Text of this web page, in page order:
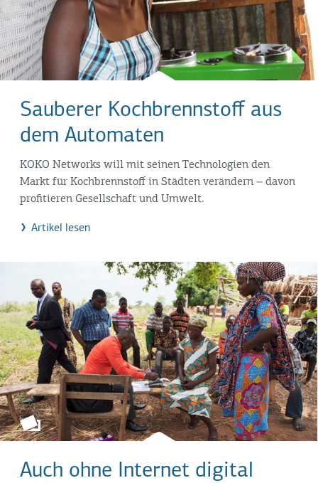
Sauberer Kochbrennstoff aus
dem Automaten
KOKO Networks will mit seinen Technologien den
Markt für Kochbrennstoff in Städten verändern – davon
profitieren Gesellschaft und Umwelt.
Artikel lesen
Auch ohne Internet digital